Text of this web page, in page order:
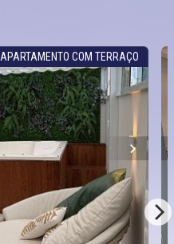
APARTAMENTO COM TERRAÇO